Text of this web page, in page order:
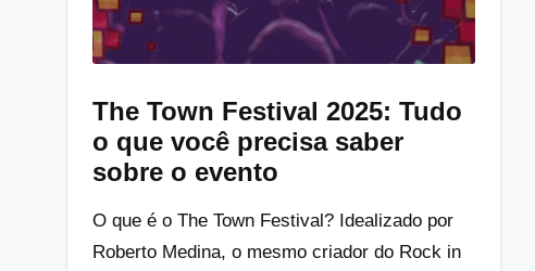
The Town Festival 2025: Tudo
o que você precisa saber
sobre o evento
O que é o The Town Festival? Idealizado por
Roberto Medina, o mesmo criador do Rock in